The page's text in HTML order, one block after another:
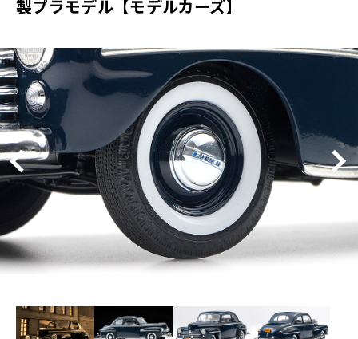
製プラモデル【モデルカーズ】